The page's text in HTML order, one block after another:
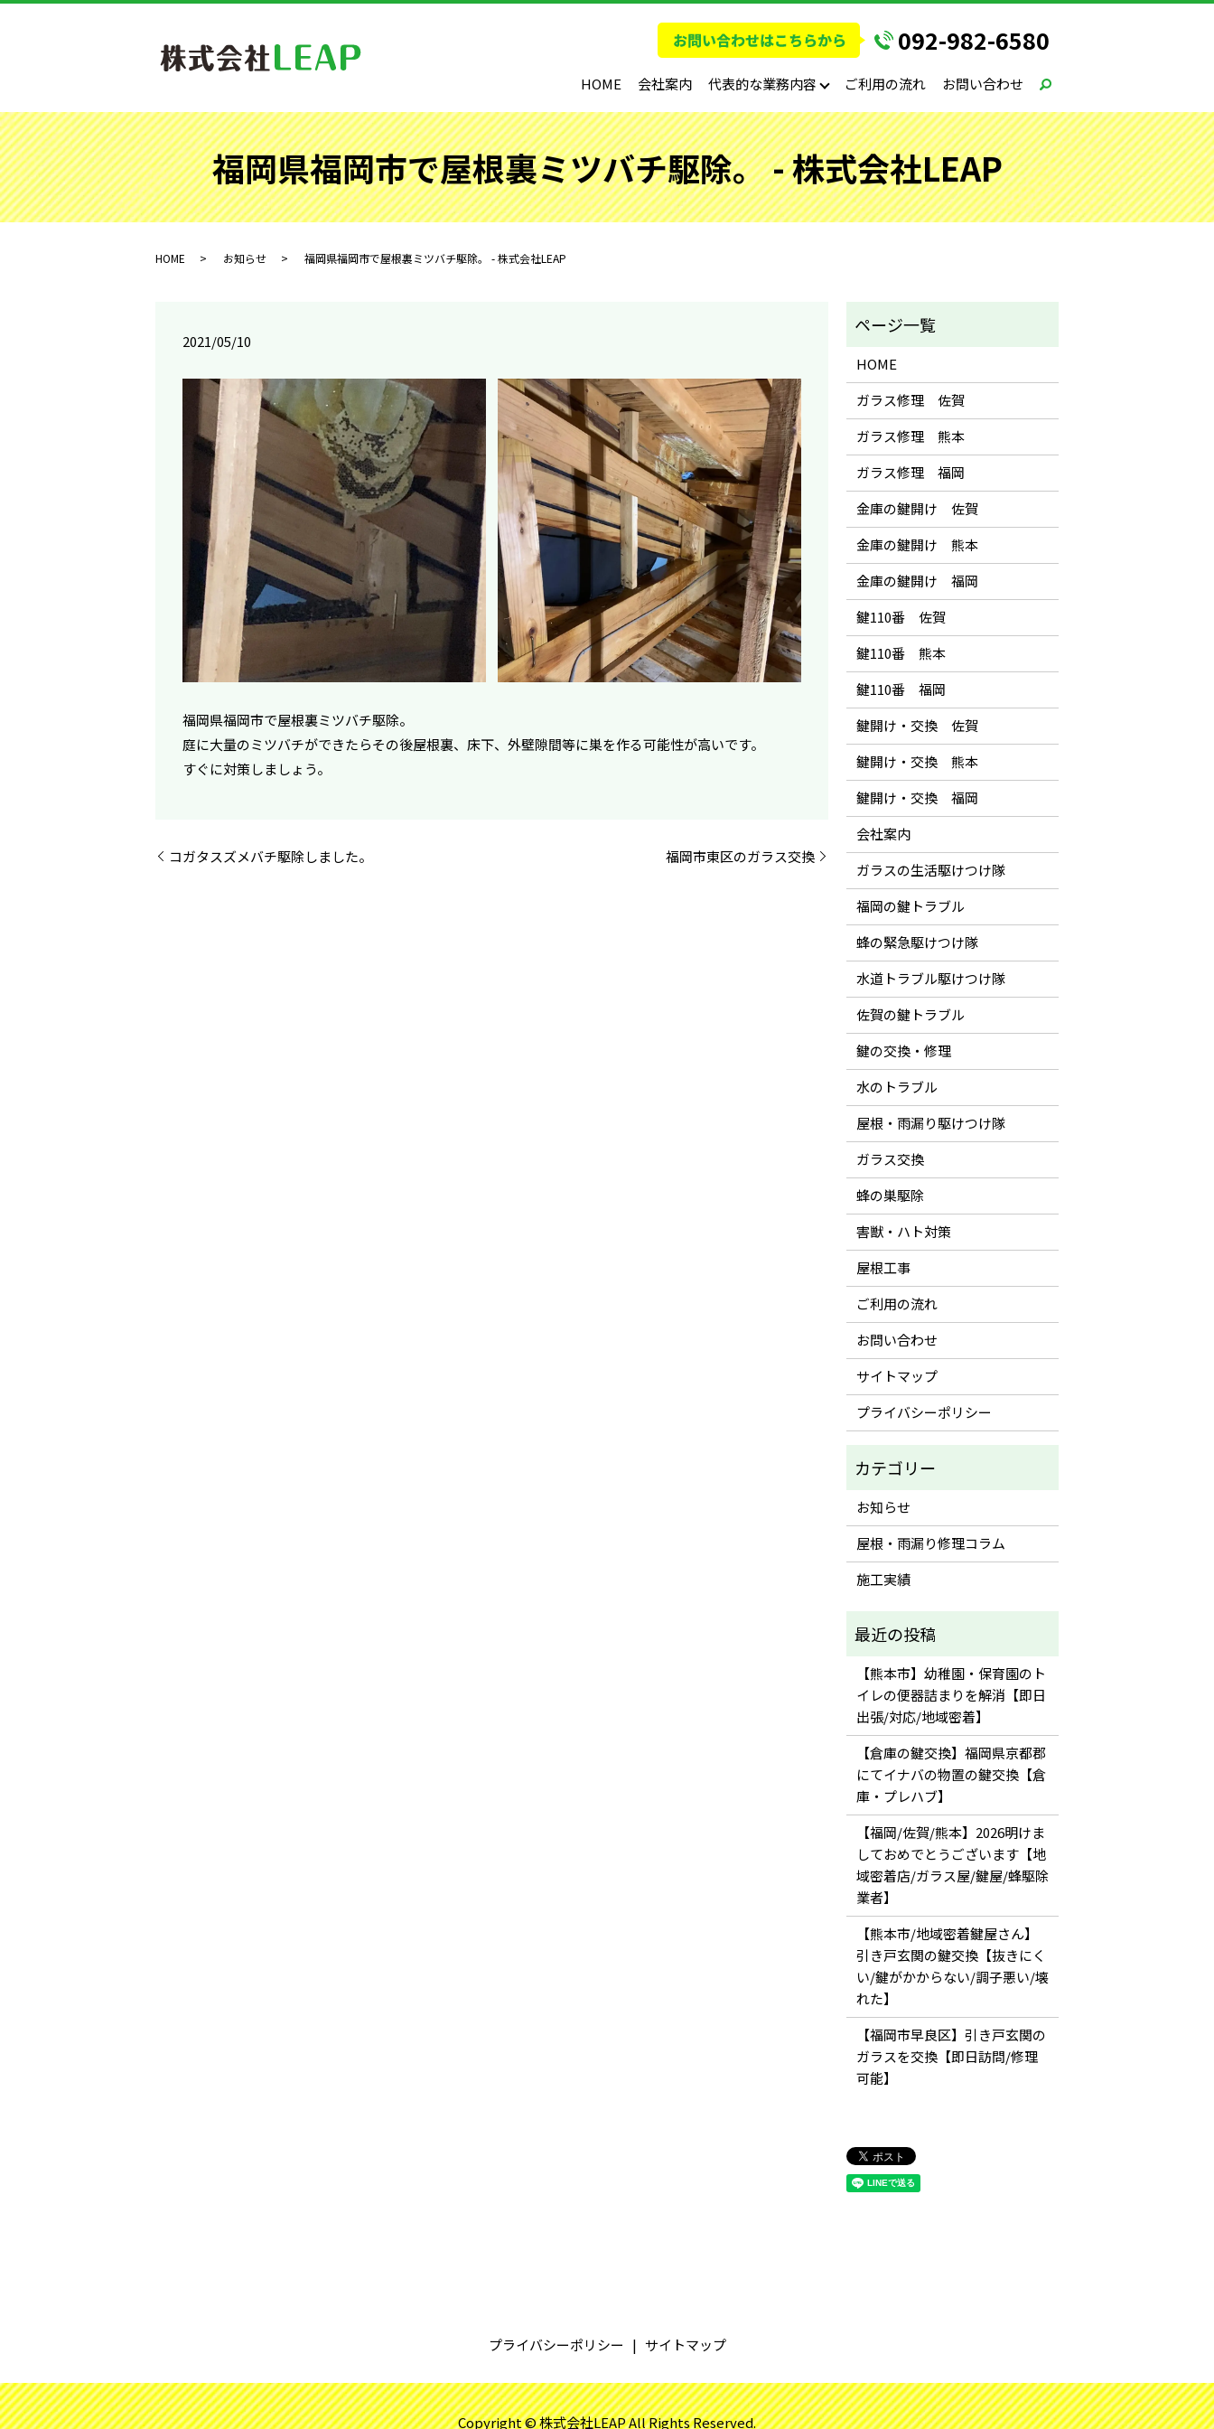
092-982-6580
HOME 会社案内 代表的な業務内容 ご利用の流れ お問い合わせ
福岡県福岡市で屋根裏ミツバチ駆除。 - 株式会社LEAP
HOME お知らせ 福岡県福岡市で屋根裏ミツバチ駆除。 - 株式会社LEAP
2021/05/10
福岡県福岡市で屋根裏ミツバチ駆除。
庭に大量のミツバチができたらその後屋根裏、床下、外壁隙間等に巣を作る可能性が高いです。
すぐに対策しましょう。
コガタスズメバチ駆除しました。 福岡市東区のガラス交換
HOME
ガラス修理 佐賀
ガラス修理 熊本
ガラス修理 福岡
金庫の鍵開け 佐賀
金庫の鍵開け 熊本
金庫の鍵開け 福岡
鍵110番 佐賀
鍵110番 熊本
鍵110番 福岡
鍵開け・交換 佐賀
鍵開け・交換 熊本
鍵開け・交換 福岡
会社案内
ガラスの生活駆けつけ隊
福岡の鍵トラブル
蜂の緊急駆けつけ隊
水道トラブル駆けつけ隊
佐賀の鍵トラブル
鍵の交換・修理
水のトラブル
屋根・雨漏り駆けつけ隊
ガラス交換
蜂の巣駆除
害獣・ハト対策
屋根工事
ご利用の流れ
お問い合わせ
サイトマップ
プライバシーポリシー
お知らせ
屋根・雨漏り修理コラム
施工実績
【熊本市】幼稚園・保育園のト
イレの便器詰まりを解消【即日
出張/対応/地域密着】
【倉庫の鍵交換】福岡県京都郡
にてイナバの物置の鍵交換【倉
庫・プレハブ】
【福岡/佐賀/熊本】2026明けま
しておめでとうございます【地
域密着店/ガラス屋/鍵屋/蜂駆除
業者】
【熊本市/地域密着鍵屋さん】
引き戸玄関の鍵交換【抜きにく
い/鍵がかからない/調子悪い/壊
れた】
【福岡市早良区】引き戸玄関の
ガラスを交換【即日訪問/修理
可能】
プライバシーポリシー サイトマップ
Copyright © 株式会社LEAP All Rights Reserved.